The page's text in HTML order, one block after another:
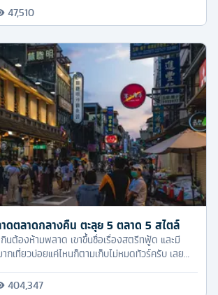
47,510
าดตลาดกลางคืน ตะลุย 5 ตลาด 5 สไตล์
กินต้องห้ามพลาด เขาขึ้นชื่อเรื่องสตรีทฟู้ด และมี
กเที่ยวบ่อยแค่ไหนก็ตามเก็บไม่หมดทัวร์ครับ เลย
404,347